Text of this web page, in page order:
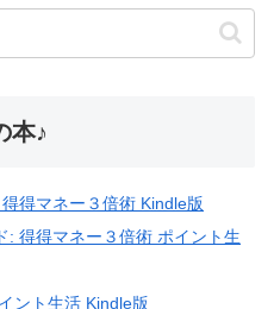
本♪
得マネー３倍術 Kindle版
: 得得マネー３倍術 ポイント生
ント生活 Kindle版